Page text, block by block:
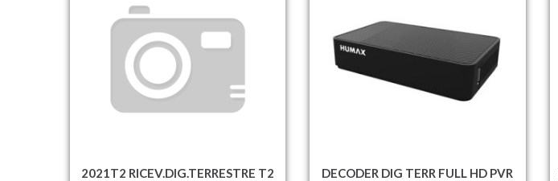
2021T2 RICEV.DIG.TERRESTRE T2
DECODER DIG TERR FULL HD PVR